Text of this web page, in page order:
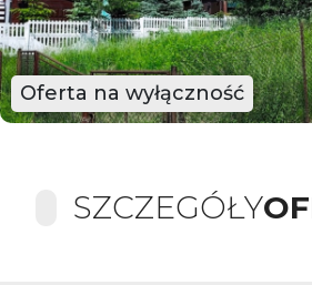
Oferta na wyłączność
SZCZEGÓŁY